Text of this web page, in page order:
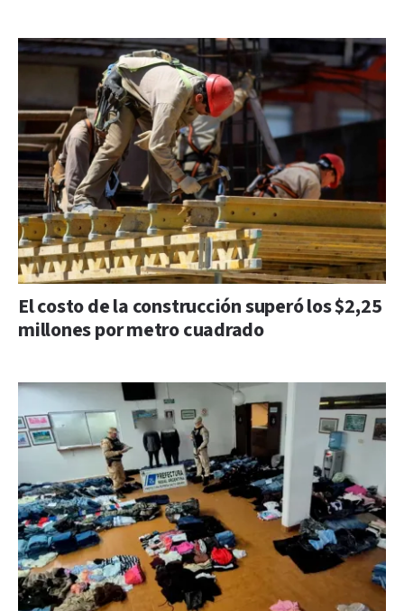
El costo de la construcción superó los $2,25
millones por metro cuadrado